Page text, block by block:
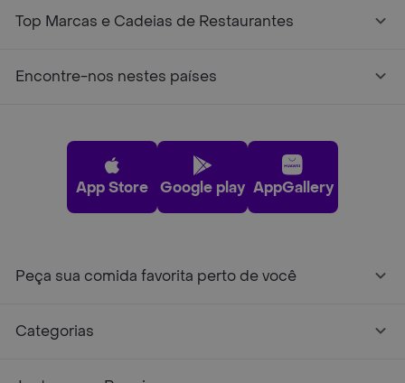
Top Marcas e Cadeias de Restaurantes
Encontre-nos nestes países
App Store Google play AppGallery
Peça sua comida favorita perto de você
Categorias